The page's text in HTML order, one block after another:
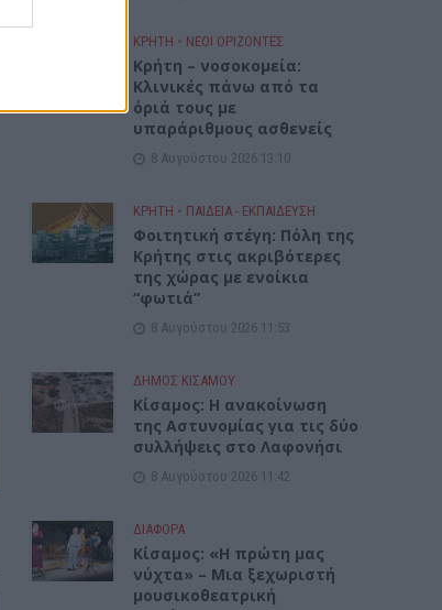
ΚΡΗΤΗ • ΝΕΟΙ ΟΡΙΖΟΝΤΕΣ
Κρήτη – νοσοκομεία:
Κλινικές πάνω από τα
όριά τους με
υπαράριθμους ασθενείς
8 Αυγούστου 2026 13:10
ΚΡΗΤΗ • ΠΑΙΔΕΙΑ - ΕΚΠΑΙΔΕΥΣΗ
Φοιτητική στέγη: Πόλη της
Κρήτης στις ακριβότερες
της χώρας με ενοίκια
“φωτιά”
8 Αυγούστου 2026 11:53
ΔΉΜΟΣ ΚΙΣΆΜΟΥ
Κίσαμος: Η ανακοίνωση
της Αστυνομίας για τις δύο
συλλήψεις στο Λαφονήσι
8 Αυγούστου 2026 11:42
ΔΙΆΦΟΡΑ
Κίσαμος: «Η πρώτη μας
νύχτα» – Μια ξεχωριστή
μουσικοθεατρική